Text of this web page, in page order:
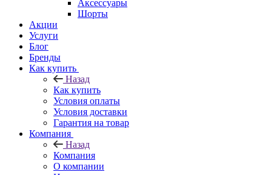
Аксессуары
Шорты
Акции
Услуги
Блог
Бренды
Как купить
Назад
Как купить
Условия оплаты
Условия доставки
Гарантия на товар
Компания
Назад
Компания
О компании